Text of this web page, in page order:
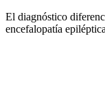
El diagnóstico
encefalopatía